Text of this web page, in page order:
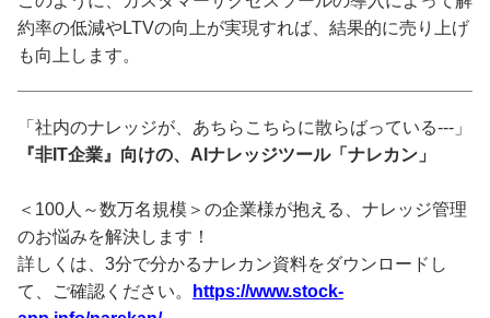
約率の低減やLTVの向上が実現すれば、結果的に売り上げ
も向上します。
「社内のナレッジが、あちらこちらに散らばっている---」
『非IT企業』向けの、AIナレッジツール「ナレカン」
＜100人～数万名規模＞の企業様が抱える、ナレッジ管理
のお悩みを解決します！
詳しくは、3分で分かるナレカン資料をダウンロードし
て、ご確認ください。
https://www.stock-